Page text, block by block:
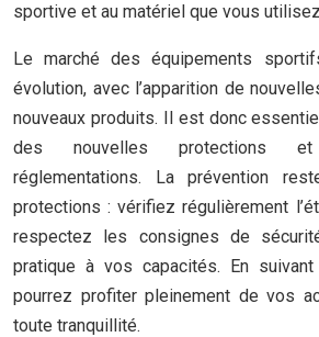
sportive et au matériel que vous
Le marché des équipements
évolution, avec l’apparition de
nouveaux produits. Il est donc
des nouvelles protections
réglementations. La prévention
protections : vérifiez régulièrement
respectez les consignes de
pratique à vos capacités. En
pourrez profiter pleinement de vos
toute tranquillité.